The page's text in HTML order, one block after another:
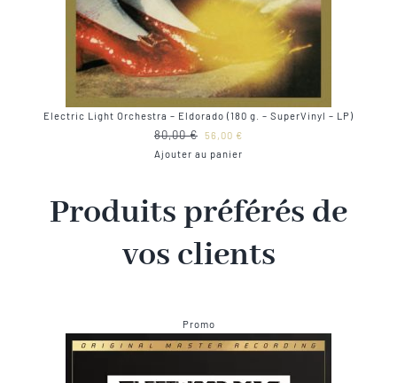
Electric Light Orchestra – Eldorado (180 g. – SuperVinyl – LP)
80,00€
Le
prix
80,00 €.
56,00 €
56,00 €.
Ajouter au panier
Produits préférés de
vos clients
PromoProduit
en